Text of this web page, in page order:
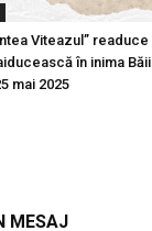
Viteazul” readuce
în inima Băii
mai 2025
MESAJ